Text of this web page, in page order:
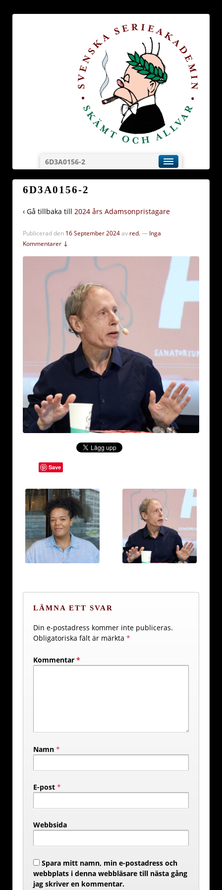
6D3A0156-2
6D3A0156-2
‹ Gå tillbaka till 2024 års Adamsonpristagare
Publicerad den 16 September 2024av red.— Inga
Kommentarer ↓
Save
LÄMNA ETT SVAR
Din e-postadress kommer inte publiceras.
Obligatoriska fält är märkta *
Kommentar *
Namn *
E-post *
Webbsida
Spara mitt namn, min e-postadress och
webbplats i denna webbläsare till nästa gång
jag skriver en kommentar.